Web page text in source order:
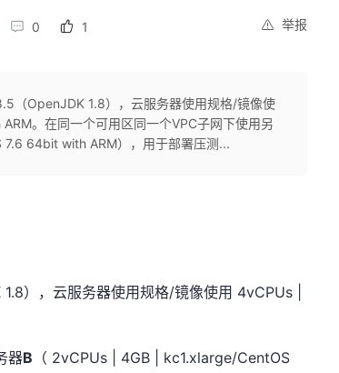
举报
0 1
（OpenJDK 1.8），云服务器使用规格/镜像使
。在同一个可用区同一个VPC子网下使用另
64bit with ARM），用于部署压测...
），云服务器使用规格/镜像使用 4vCPUs |
器B （ 2vCPUs | 4GB | kc1.xlarge/CentOS